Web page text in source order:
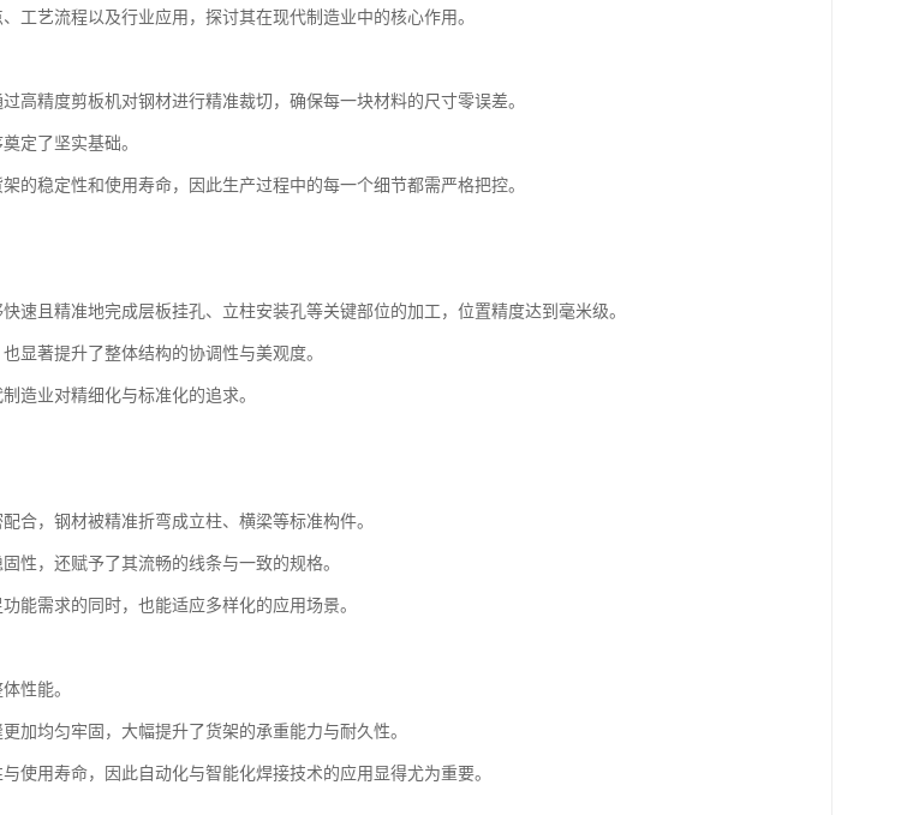
工艺流程以及行业应用，探讨其在现代制造业中的核心作用。
高精度剪板机对钢材进行精准裁切，确保每一块材料的尺寸零误差。
定了坚实基础。
的稳定性和使用寿命，因此生产过程中的每一个细节都需严格把控。
速且精准地完成层板挂孔、立柱安装孔等关键部位的加工，位置精度达到毫米级。
显著提升了整体结构的协调性与美观度。
造业对精细化与标准化的追求。
合，钢材被精准折弯成立柱、横梁等标准构件。
性，还赋予了其流畅的线条与一致的规格。
能需求的同时，也能适应多样化的应用场景。
性能。
加均匀牢固，大幅提升了货架的承重能力与耐久性。
使用寿命，因此自动化与智能化焊接技术的应用显得尤为重要。